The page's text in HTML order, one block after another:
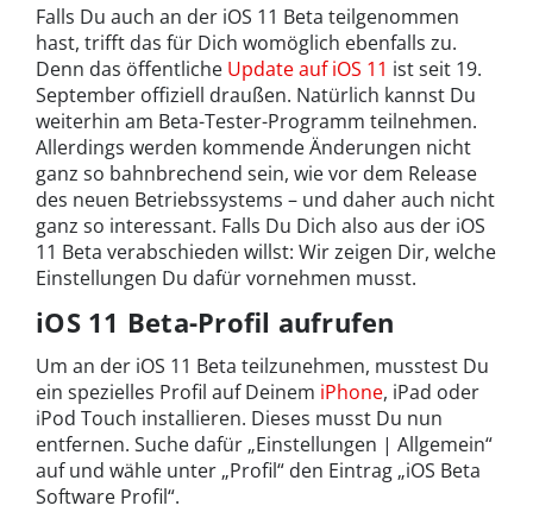
Falls Du auch an der iOS 11 Beta teilgenommen
hast, trifft das für Dich womöglich ebenfalls zu.
Denn das öffentliche Update auf iOS 11 ist seit 19.
September offiziell draußen. Natürlich kannst Du
weiterhin am Beta-Tester-Programm teilnehmen.
Allerdings werden kommende Änderungen nicht
ganz so bahnbrechend sein, wie vor dem Release
des neuen Betriebssystems – und daher auch nicht
ganz so interessant. Falls Du Dich also aus der iOS
11 Beta verabschieden willst: Wir zeigen Dir, welche
Einstellungen Du dafür vornehmen musst.
iOS 11 Beta-Profil aufrufen
Um an der iOS 11 Beta teilzunehmen, musstest Du
ein spezielles Profil auf Deinem iPhone, iPad oder
iPod Touch installieren. Dieses musst Du nun
entfernen. Suche dafür „Einstellungen | Allgemein“
auf und wähle unter „Profil“ den Eintrag „iOS Beta
Software Profil“.